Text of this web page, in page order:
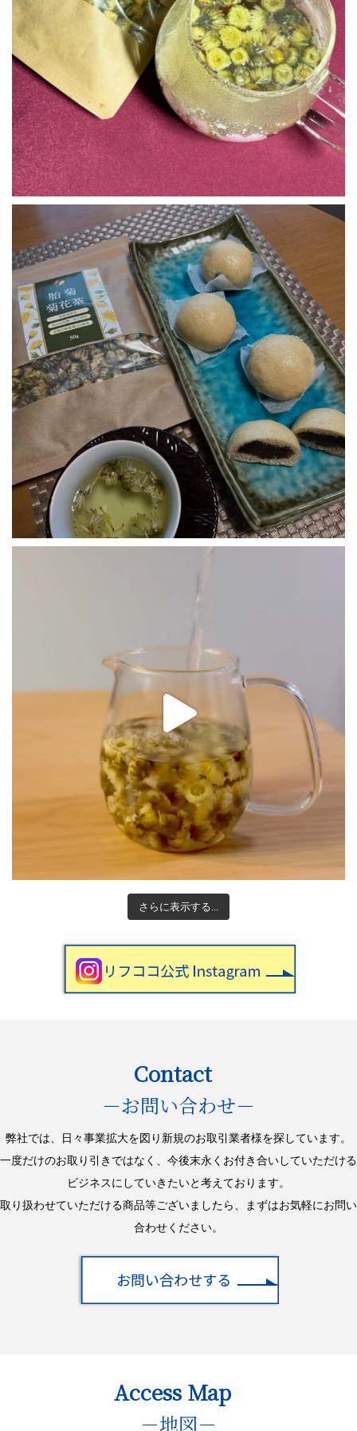
さらに表示する...
Contact
－お問い合わせ－
弊社では、日々事業拡大を図り新規のお取引業者様を探しています。
一度だけのお取り引きではなく、今後末永くお付き合いしていただける
ビジネスにしていきたいと考えております。
取り扱わせていただける商品等ございましたら、まずはお気軽にお問い
合わせください。
Access Map
－地図－